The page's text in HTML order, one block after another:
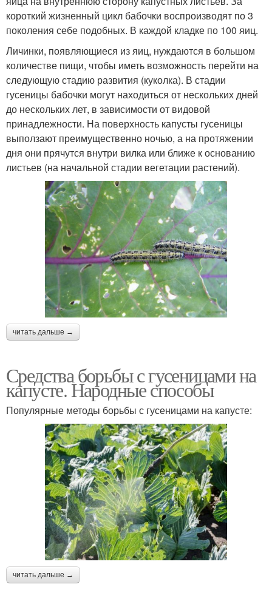
короткий жизненный цикл бабочки воспроизводят по 3
поколения себе подобных. В каждой кладке по 100 яиц.
Личинки, появляющиеся из яиц, нуждаются в большом
количестве пищи, чтобы иметь возможность перейти на
следующую стадию развития (куколка). В стадии
гусеницы бабочки могут находиться от нескольких дней
до нескольких лет, в зависимости от видовой
принадлежности. На поверхность капусты гусеницы
выползают преимущественно ночью, а на протяжении
дня они прячутся внутри вилка или ближе к основанию
листьев (на начальной стадии вегетации растений).
читать дальше →
Средства борьбы с гусеницами на
капусте. Народные способы
Популярные методы борьбы с гусеницами на капусте:
читать дальше →